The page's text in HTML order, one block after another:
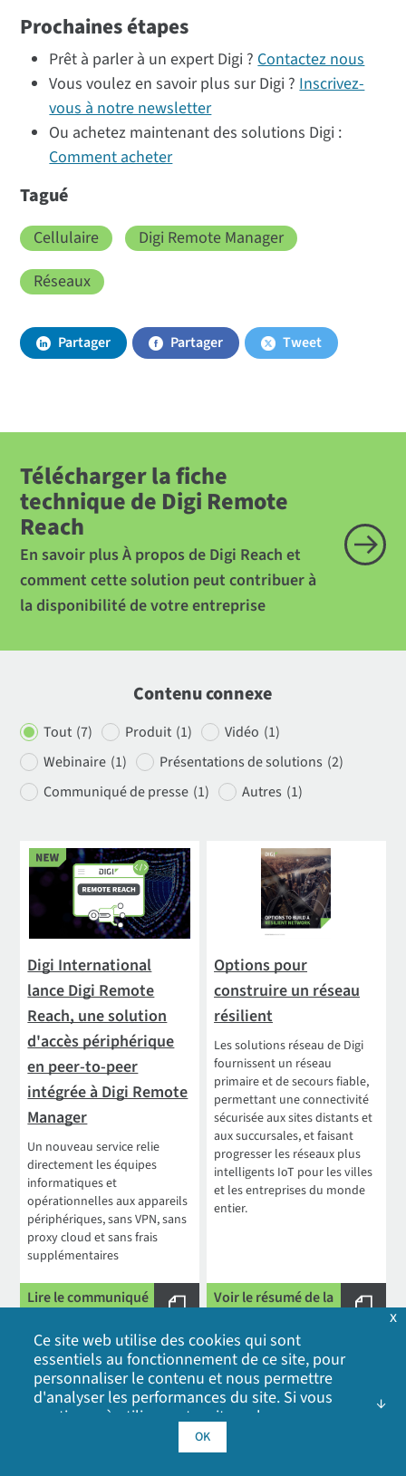
Prochaines étapes
Prêt à parler à un expert Digi ?Contactez nous
Vous voulez en savoir plus sur Digi ?Inscrivez-
vous à notre newsletter
Ou achetez maintenant des solutions Digi :
Comment acheter
Tagué
Cellulaire
Digi Remote Manager
Réseaux
Partager Partager Tweet
Télécharger la fiche
technique de Digi Remote
Reach
En savoir plus À propos de Digi Reach et
comment cette solution peut contribuer à
la disponibilité de votre entreprise
Contenu connexe
Tout (7) Produit (1) Vidéo (1)
Webinaire (1) Présentations de solutions (2)
Communiqué de presse (1) Autres (1)
Digi International
lance Digi Remote
Reach, une solution
d'accès périphérique
en peer-to-peer
intégrée à Digi Remote
Manager
Un nouveau service relie
directement les équipes
informatiques et
opérationnelles aux appareils
périphériques, sans VPN, sans
proxy cloud et sans frais
supplémentaires
Lire le communiqué
de presse
Options pour
construire un réseau
résilient
Les solutions réseau de Digi
fournissent un réseau
primaire et de secours fiable,
permettant une connectivité
sécurisée aux sites distants et
aux succursales, et faisant
progresser les réseaux plus
intelligents IoT pour les villes
et les entreprises du monde
entier.
Voir le résumé de la
solution
Ce site web utilise des cookies qui sont
essentiels au fonctionnement de ce site, pour
personnaliser le contenu et nous permettre
d'analyser les performances du site. Si vous
continuez à utiliser notre site web, vous
consentez à l'utilisation de nos cookies. Cliquez
sur OK pour indiquer que vous acceptez notre
OK
x